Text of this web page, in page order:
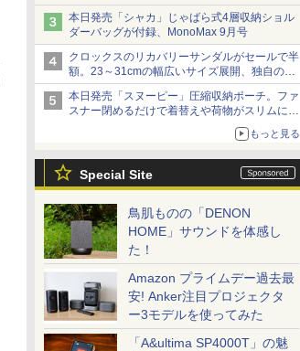
特急」をなにわ筋線へ導入
本日発売「シャカ」じゃばら式4層収納ショル
ダーバッグが付録、MonoMax 9月号
クロックスのリカバリーサンダルがセールで半
額。23～31cmの幅広いサイズ展開、独自のク
ッション素材を採用
本日発売「スヌーピー」圧縮収納ポーチ。ファ
スナー閉めるだけで着替えや荷物がスリムにま
もっと見る
Special Site
鳥肌ものの「DENON
HOME」サウンドを体感し
た！
Amazon プライムデー過去最
安! Anker注目プロジェクタ
ー3モデルを使ってみた
「A&ultima SP4000T」の魅